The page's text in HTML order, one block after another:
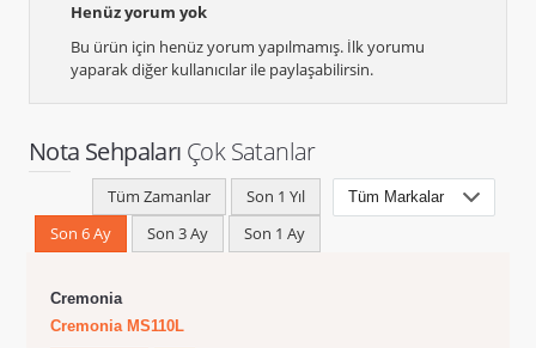
Henüz yorum yok
Bu ürün için henüz yorum yapılmamış. İlk yorumu
yaparak diğer kullanıcılar ile paylaşabilirsin.
Nota Sehpaları Çok Satanlar
Tüm Zamanlar
Son 1 Yıl
Son 6 Ay
Son 3 Ay Son 1 Ay
Cremonia
Cremonia MS110L